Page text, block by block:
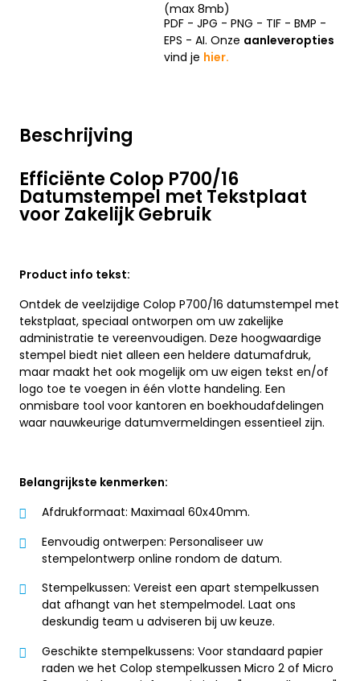
Beschrijving
Efficiënte Colop P700/16
Datumstempel met Tekstplaat
voor Zakelijk Gebruik
Product info tekst:
Ontdek de veelzijdige Colop P700/16 datumstempel met
tekstplaat, speciaal ontworpen om uw zakelijke
administratie te vereenvoudigen. Deze hoogwaardige
stempel biedt niet alleen een heldere datumafdruk,
maar maakt het ook mogelijk om uw eigen tekst en/of
logo toe te voegen in één vlotte handeling. Een
onmisbare tool voor kantoren en boekhoudafdelingen
waar nauwkeurige datumvermeldingen essentieel zijn.
Belangrijkste kenmerken:
Afdrukformaat: Maximaal 60x40mm.
Eenvoudig ontwerpen: Personaliseer uw
stempelontwerp online rondom de datum.
Stempelkussen: Vereist een apart stempelkussen
dat afhangt van het stempelmodel. Laat ons
deskundig team u adviseren bij uw keuze.
Geschikte stempelkussens: Voor standaard papier
raden we het Colop stempelkussen Micro 2 of Micro
(max 8mb)
PDF - JPG - PNG - TIF - BMP -
EPS - AI. Onze aanleveropties
vind je hier.